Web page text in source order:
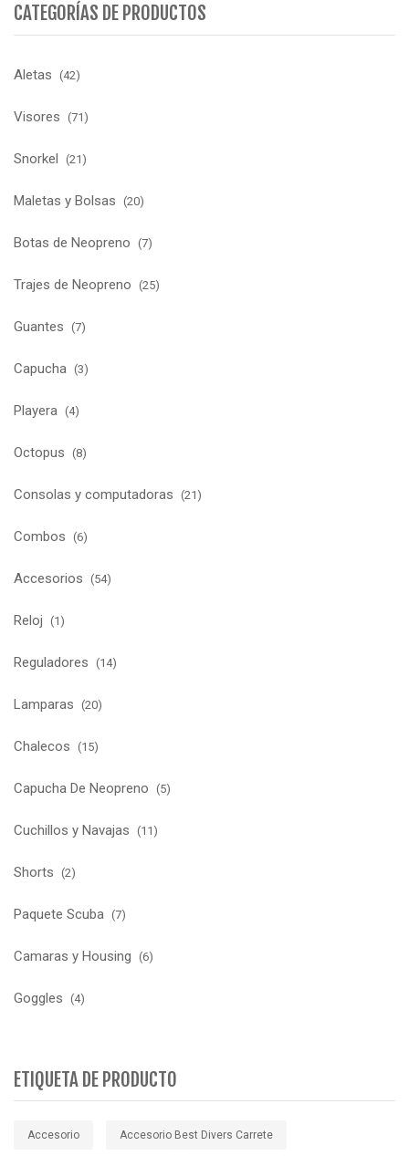
CATEGORÍAS DE PRODUCTOS
Aletas (42)
Visores (71)
Snorkel (21)
Maletas y Bolsas (20)
Botas de Neopreno (7)
Trajes de Neopreno (25)
Guantes (7)
Capucha (3)
Playera (4)
Octopus (8)
Consolas y computadoras (21)
Combos (6)
Accesorios (54)
Reloj (1)
Reguladores (14)
Lamparas (20)
Chalecos (15)
Capucha De Neopreno (5)
Cuchillos y Navajas (11)
Shorts (2)
Paquete Scuba (7)
Camaras y Housing (6)
Goggles (4)
ETIQUETA DE PRODUCTO
Accesorio Accesorio Best Divers Carrete